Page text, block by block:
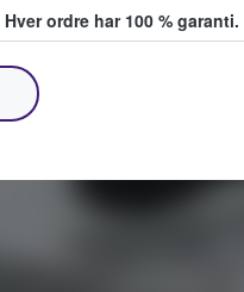
Hver ordre har 100 % garanti.